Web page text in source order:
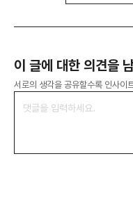
이 글에 대한 의견을
서로의 생각을 공유할수록 인사이